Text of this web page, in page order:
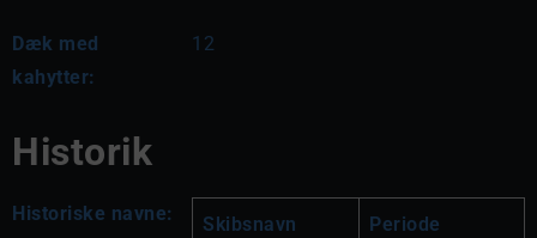
Dæk med
kahytter:
12
Historik
Historiske navne: Skibsnavn Periode